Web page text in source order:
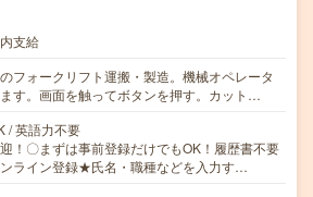
支給
フォークリフト運搬・製造。機械オペレータ
す。画面を触ってボタンを押す。カット…
/ 英語力不要
！〇まずは事前登録だけでもOK！履歴書不要
ライン登録★氏名・職種などを入力す…